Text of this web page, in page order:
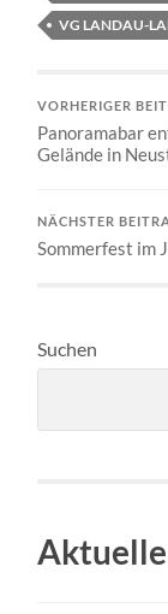
VG LANDAU-
VORHERIGER
Panoramabar
Gelände in
NÄCHSTER
Sommerfest im
Suchen